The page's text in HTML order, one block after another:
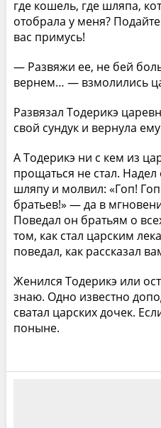
где кошель, где шляпа,
отобрала у меня?
вас примусь!
— Развяжи ее, не бей
вернем… — взмолились
Развязал Тодерикэ
свой сундук и вернула
А Тодерикэ ни с кем из
прощаться не стал.
шляпу и молвил: «Гоп!
братьев!» — да в
Поведал он братьям о
том, как стал царским
поведал, как рассказал
Женился Тодерикэ или
знаю. Одно известно
сватал царских дочек.
поныне.